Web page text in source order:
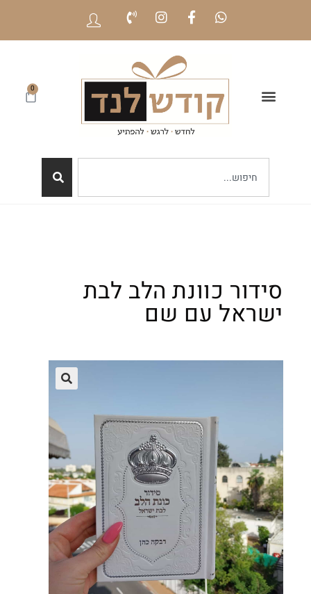
0
סידור כוונת הלב לבת
ישראל עם שם